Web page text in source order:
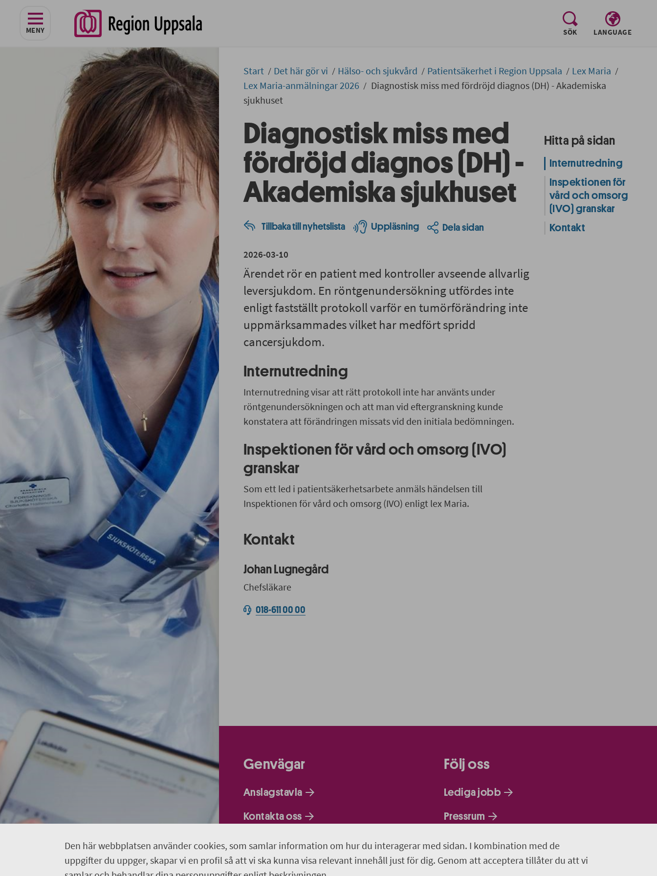
Den här webbplatsen använder cookies, som samlar information om hur du interagerar med sidan. I kombination med de
uppgifter du uppger, skapar vi en profil så att vi ska kunna visa relevant innehåll just för dig. Genom att acceptera tillåter du att vi
MENY
navigeringen
SÖK
, visa sökfältet
LANGUAGE
Start Det här gör vi Hälso- och sjukvård Patientsäkerhet i Region Uppsala
Lex Maria
Lex Maria-anmälningar 2026
Diagnostisk miss med fördröjd diagnos (DH) - Akademiska
sjukhuset
Diagnostisk miss med
fördröjd diagnos (DH) -
Akademiska sjukhuset
Tillbaka till nyhetslista Uppläsning Dela sidan
2026-03-10
Ärendet rör en patient med kontroller avseende allvarlig
leversjukdom. En röntgenundersökning utfördes inte
enligt fastställt protokoll varför en tumörförändring inte
uppmärksammades vilket har medfört spridd
cancersjukdom.
Internutredning
Internutredning visar att rätt protokoll inte har använts under
röntgenundersökningen och att man vid eftergranskning kunde
konstatera att förändringen missats vid den initiala bedömningen.
Inspektionen för vård och omsorg (IVO)
granskar
Som ett led i patientsäkerhetsarbete anmäls händelsen till
Inspektionen för vård och omsorg (IVO) enligt lex Maria.
Kontakt
Johan Lugnegård
Chefsläkare
018-611 00 00
Hitta på sidan
Internutredning
Inspektionen för
vård och omsorg
(IVO) granskar
Kontakt
Genvägar
Anslagstavla
Kontakta oss
Om webbplatsen
Så behandlar vi dina personuppgifter
Följ oss
Lediga jobb
Pressrum
Facebook
Jobba hos oss - Facebook